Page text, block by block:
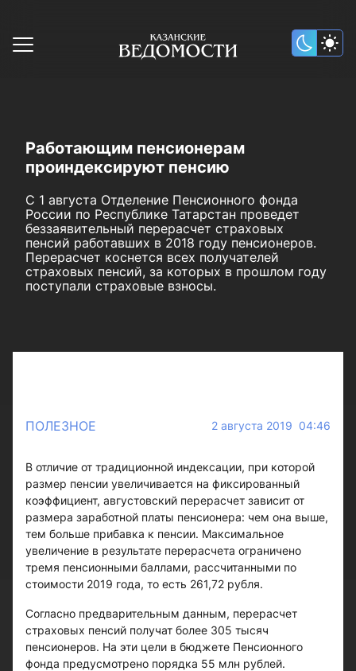
Работающим пенсионерам
проиндексируют пенсию
С 1 августа Отделение Пенсионного фонда
России по Республике Татарстан проведет
беззаявительный перерасчет страховых
пенсий работавших в 2018 году пенсионеров.
Перерасчет коснется всех получателей
страховых пенсий, за которых в прошлом году
поступали страховые взносы.
ПОЛЕЗНОЕ 2 августа 2019 04:46
В отличие от традиционной индексации, при которой
размер пенсии увеличивается на фиксированный
коэффициент, августовский перерасчет зависит от
размера заработной платы пенсионера: чем она выше,
тем больше прибавка к пенсии. Максимальное
увеличение в результате перерасчета ограничено
тремя пенсионными баллами, рассчитанными по
стоимости 2019 года, то есть 261,72 рубля.
Согласно предварительным данным, перерасчет
страховых пенсий получат более 305 тысяч
пенсионеров. На эти цели в бюджете Пенсионного
фонда предусмотрено порядка 55 млн рублей.